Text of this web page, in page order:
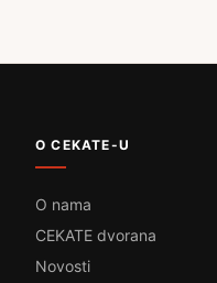
O CEKATE-U
O nama
CEKATE dvorana
Novosti